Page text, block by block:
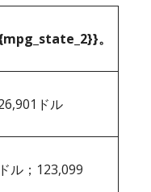
。
ドル
ドル；123,099